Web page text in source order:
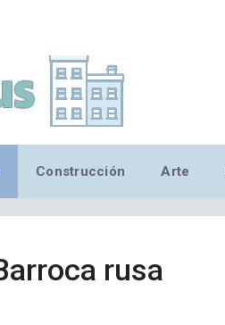
Construcción Arte
rusa